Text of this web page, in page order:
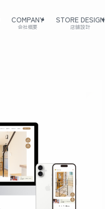
COMPANY
会社概要
STORE DESIGN
店舗設計